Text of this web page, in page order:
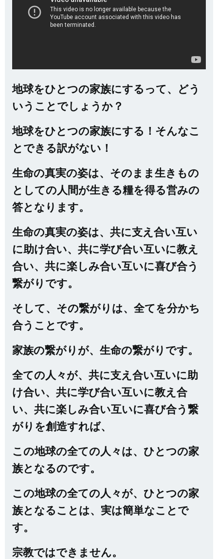
地球をひとつの家族にするって、どう
いうことでしょうか？
地球をひとつの家族にする！そんなこ
とできる訳がない！
生命の真実の姿は、そのまま生きもの
としての人間が生きる糧を得る営みの
答となります。
生命の真実の姿は、共に支え合い互い
に助け合い、共に学び合い互いに教え
合い、共に楽しみ合い互いに喜び合う
繋がりです。
そして、その繋がりは、全てを分かち
合うことです。
家族の繋がりが、生命の繋がりです。
全ての人々が、共に支え合い互いに助
け合い、共に学び合い互いに教え合
い、共に楽しみ合い互いに喜び合う繋
がりを創造すれば、
この地球の全ての人々は、ひとつの家
族となるのです。
この地球の全ての人々が、ひとつの家
族となることは、実は簡単なことで
す。
宗教ではできません。